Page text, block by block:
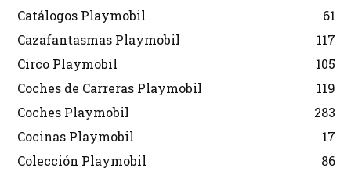
Catálogos Playmobil
61
Cazafantasmas Playmobil
117
Circo Playmobil
105
Coches de Carreras Playmobil
119
Coches Playmobil
283
Cocinas Playmobil
17
Colección Playmobil
86